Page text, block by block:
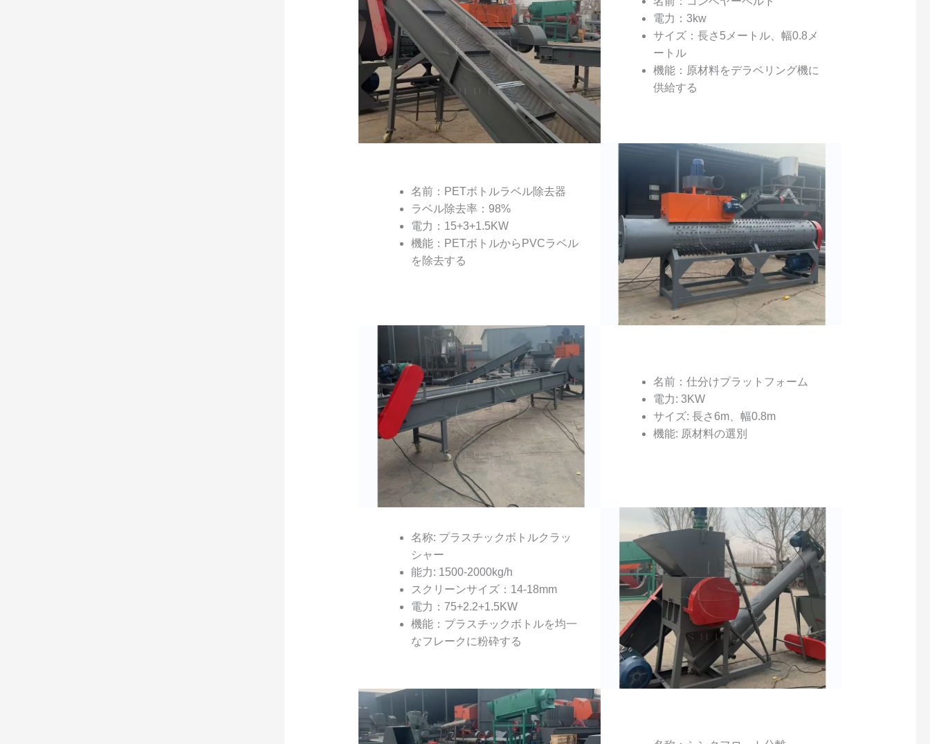
電力：3kw
サイズ：長さ5メートル、幅0.8メ
ートル
機能：原材料をデラベリング機に
供給する
名前：PETボトルラベル除去器
ラベル除去率：98%
電力：15+3+1.5KW
機能：PETボトルからPVCラベル
を除去する
名前：仕分けプラットフォーム
電力: 3KW
サイズ: 長さ6m、幅0.8m
機能: 原材料の選別
名称: プラスチックボトルクラッ
シャー
能力: 1500-2000kg/h
スクリーンサイズ：14-18mm
電力：75+2.2+1.5KW
機能：プラスチックボトルを均一
なフレークに粉砕する